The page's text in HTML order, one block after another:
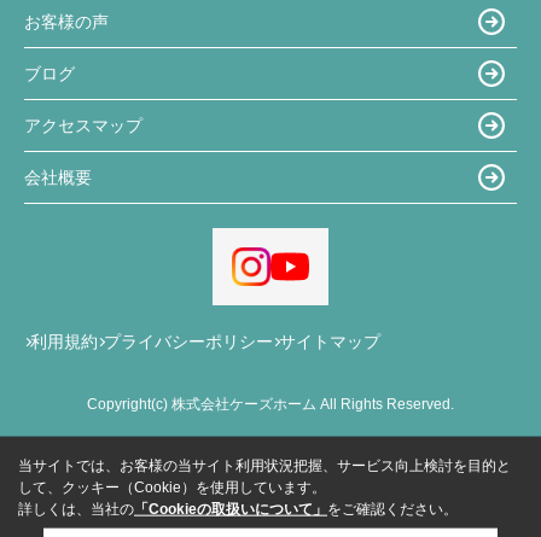
お客様の声
ブログ
アクセスマップ
会社概要
利用規約 プライバシーポリシー サイトマップ
Copyright(c) 株式会社ケーズホーム All Rights Reserved.
当サイトでは、お客様の当サイト利用状況把握、サービス向上検討を目的と
して、クッキー（Cookie）を使用しています。
詳しくは、当社の 「Cookieの取扱いについて」 をご確認ください。